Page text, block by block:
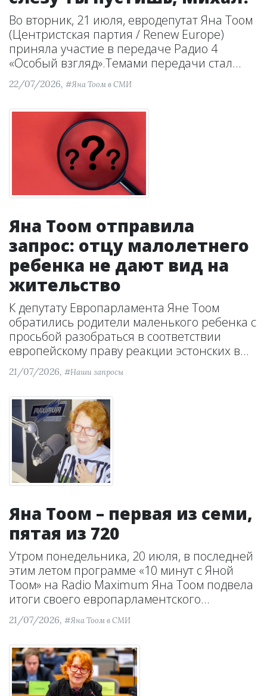
Во вторник, 21 июля, евродепутат Яна Тоом
(Центристская партия / Renew Europe)
приняла участие в передаче Радио 4
«Особый взгляд».Темами передачи стал...
22/07/2026, #Яна Тоом в СМИ
Яна Тоом отправила
запрос: отцу малолетнего
ребенка не дают вид на
жительство
К депутату Европарламента Яне Тоом
обратились родители маленького ребенка с
просьбой разобраться в соответствии
европейскому праву реакции эстонских в...
21/07/2026, #Наши запросы
Яна Тоом – первая из семи,
пятая из 720
Утром понедельника, 20 июля, в последней
этим летом программе «10 минут с Яной
Тоом» на Radio Maximum Яна Тоом подвела
итоги своего европарламентского...
21/07/2026, #Яна Тоом в СМИ